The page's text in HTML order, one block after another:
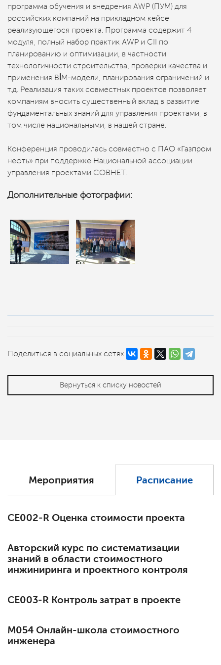
программа обучения и внедрения AWP (ПУМ) для
российских компаний на прикладном кейсе
реализующегося проекта. Программа содержит 4
модуля, полный набор практик AWP и CII по
планированию и оптимизации, в частности
технологичности строительства, проверки качества и
применения BİM-модели, планирования ограничений и
т.д. Реализация таких совместных проектов позволяет
компаниям вносить существенный вклад в развитие
фундаментальных знаний для управления проектами, в
том числе национальными, в нашей стране.
Конференция проводилась совместно с ПАО «Газпром
нефть» при поддержке Национальной ассоциации
управления проектами СОВНЕТ.
Дополнительные фотографии:
Поделиться в социальных сетях
Вернуться к списку новостей
Мероприятия Расписание
СЕ002-R Оценка стоимости проекта
Авторский курс по систематизации
знаний в области стоимостного
инжиниринга и проектного контроля
СЕ003-R Контроль затрат в проекте
М054 Онлайн-школа стоимостного
инженера